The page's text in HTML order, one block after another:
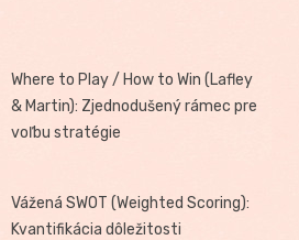
Where to Play / How to Win (Lafley
& Martin): Zjednodušený rámec pre
voľbu stratégie
Vážená SWOT (Weighted Scoring):
Kvantifikácia dôležitosti